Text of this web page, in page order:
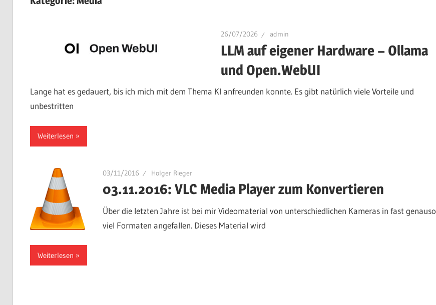
26/07/2026 admin
LLM auf eigener Hardware – Ollama
und Open.WebUI
Lange hat es gedauert, bis ich mich mit dem Thema KI anfreunden konnte. Es gibt natürlich viele Vorteile und
unbestritten
Weiterlesen
03/11/2016 Holger Rieger
03.11.2016: VLC Media Player zum Konvertieren
Über die letzten Jahre ist bei mir Videomaterial von unterschiedlichen Kameras in fast genauso
viel Formaten angefallen. Dieses Material wird
Weiterlesen